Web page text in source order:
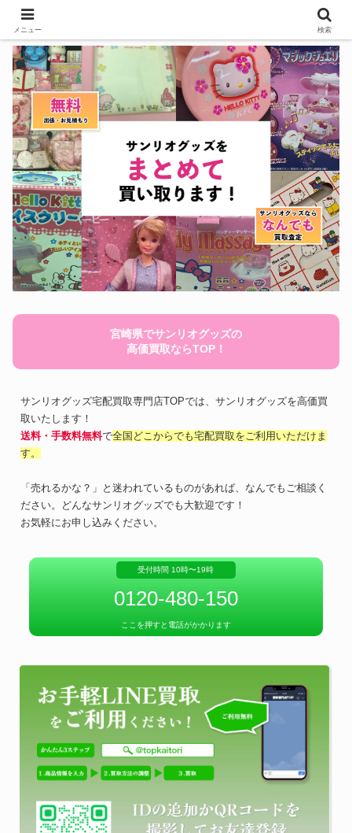
宮崎県でサンリオグッズの
高価買取ならTOP！
サンリオグッズ宅配買取専門店TOPでは、サンリオグッズを高価買
取いたします！
送料・手数料無料で全国どこからでも宅配買取をご利用いただけま
す。
「売れるかな？」と迷われているものがあれば、なんでもご相談く
ださい。どんなサンリオグッズでも大歓迎です！
お気軽にお申し込みください。
受付時間 10時〜19時
0120-480-150
ここを押すと電話がかかります
メニュー 検索